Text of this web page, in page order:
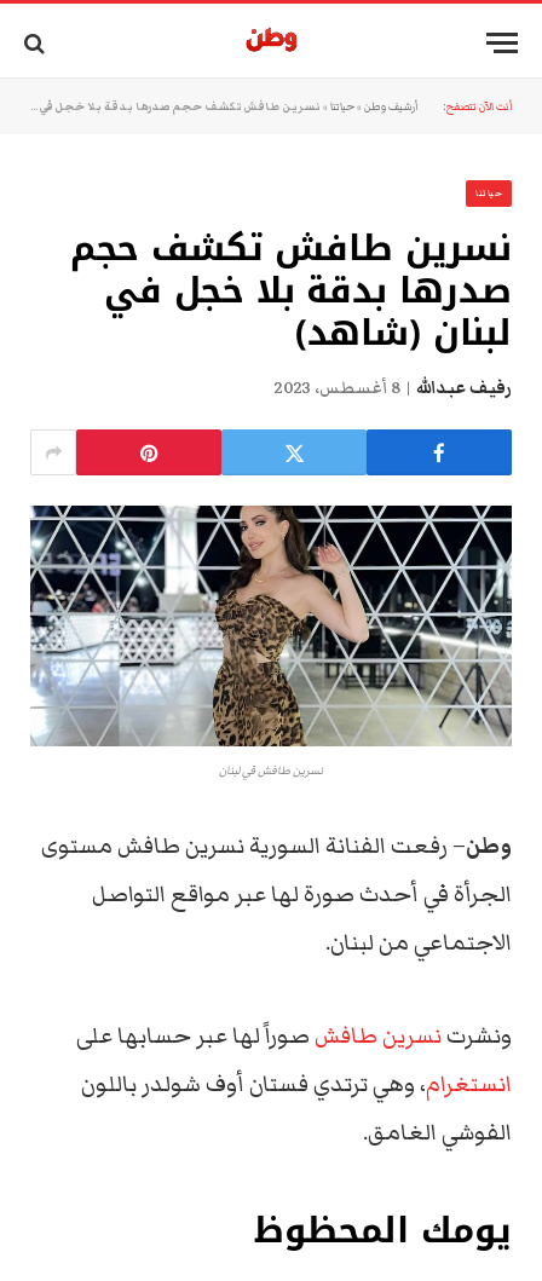
أنت الآن تتصفح: أرشيف وطن »حياتنا » نسرين طافش تكشف حجم صدرها بدقة بلا خجل في لبنان (شاهد)
حياتنا
نسرين طافش تكشف حجم
صدرها بدقة بلا خجل في
لبنان (شاهد)
رفيف عبدالله 8 أغسطس، 2023
نسرين طافش في لبنان
وطن– رفعت الفنانة السورية نسرين طافش مستوى
الجرأة في أحدث صورة لها عبر مواقع التواصل
الاجتماعي من لبنان.
ونشرتنسرين طافشصوراً لها عبر حسابها على
انستغرام، وهي ترتدي فستان أوف شولدر باللون
الفوشي الغامق.
يومك المحظوظ